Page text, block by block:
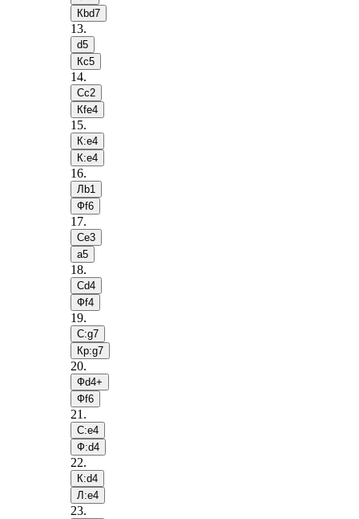
Кbd7
13.
d5
Кc5
14.
Сc2
Кfe4
15.
К:e4
К:e4
16.
Лb1
Фf6
17.
Сe3
a5
18.
Сd4
Фf4
19.
С:g7
Кр:g7
20.
Фd4+
Фf6
21 .
С:e4
Ф:d4
22.
К:d4
Л:e4
23.